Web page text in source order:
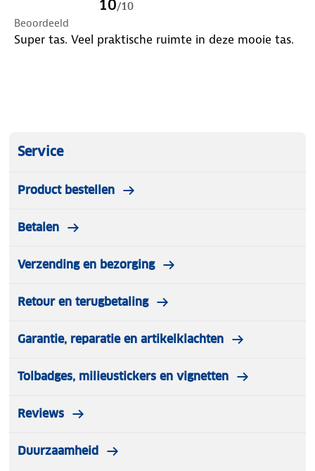
Op de tas is een eenvoudige handleiding
toegevoegd met inpaktips en reisadvies voor zowel
de beginnende als ervaren backpacker.
10/10
Beoordeeld
Super tas. Veel praktische ruimte in deze mooie tas.
Service
Product bestellen
Betalen
Verzending en bezorging
Retour en terugbetaling
Garantie, reparatie en artikelklachten
Tolbadges, milieustickers en vignetten
Reviews
Duurzaamheid